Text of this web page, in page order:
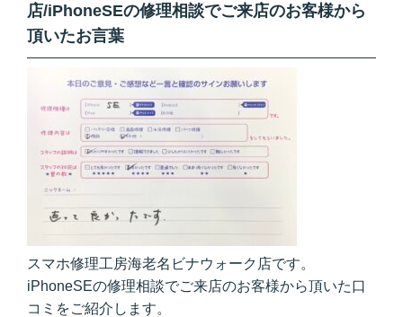
店/iPhoneSEの修理相談でご来店のお客様から
頂いたお言葉
スマホ修理工房海老名ビナウォーク店です。
iPhoneSEの修理相談でご来店のお客様から頂いた口
コミをご紹介します。